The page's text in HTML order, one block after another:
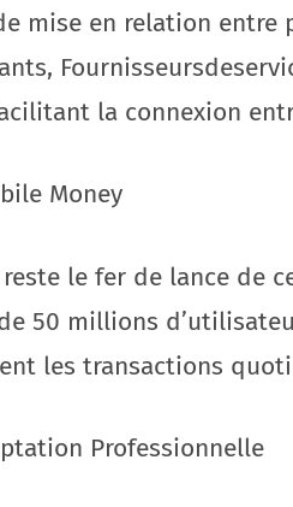
mise en relation
la connexion
Money
le fer de lance de
50 millions
les transactions
Professionnelle